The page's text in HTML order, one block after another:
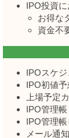
IPO投資
お得な
資金不
IPOスケ
IPO初値予
上場予定
IPO管理帳
IPO管理
メール通